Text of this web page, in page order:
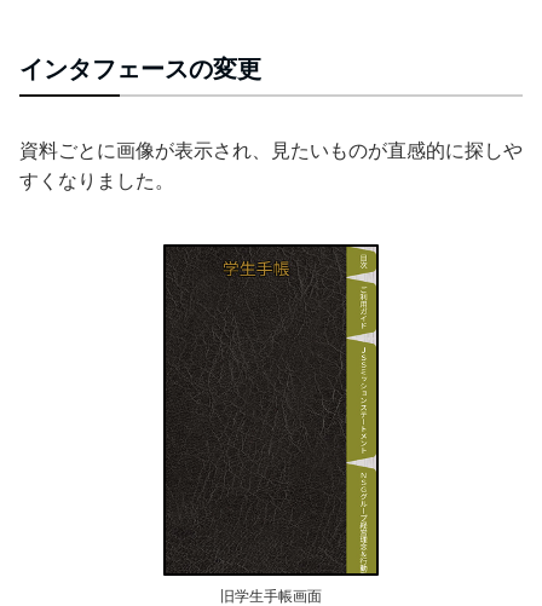
インタフェースの変更
資料ごとに画像が表示され、見たいものが直感的に探しや
すくなりました。
旧学生手帳画面